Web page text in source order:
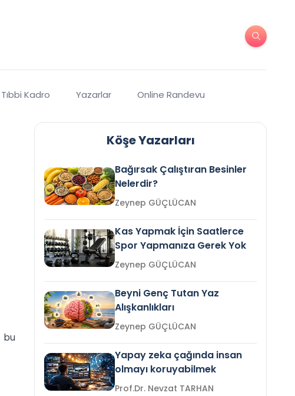
Tıbbi Kadro Yazarlar Online Randevu
bu
Köşe Yazarları
Bağırsak Çalıştıran Besinler
Nelerdir?
Zeynep GÜÇLÜCAN
Kas Yapmak İçin Saatlerce
Spor Yapmanıza Gerek Yok
Zeynep GÜÇLÜCAN
Beyni Genç Tutan Yaz
Alışkanlıkları
Zeynep GÜÇLÜCAN
Yapay zeka çağında insan
olmayı koruyabilmek
Prof.Dr. Nevzat TARHAN